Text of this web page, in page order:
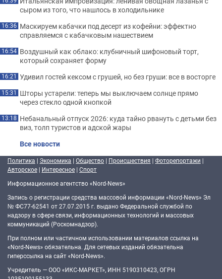
сыром из того, что нашлось в холодильнике
16:36 Маскируем кабачки под десерт из кофейни: эффектно
справляемся с кабачковым нашествием
16:54 Воздушный как облако: клубничный шифоновый торт,
который сохраняет форму
16:21 Удивил гостей кексом с грушей, но без груши: все в восторге
15:31 Шторы устарели: теперь мы выключаем солнце прямо
через стекло одной кнопкой
13:18 Небанальный отпуск 2026: куда тайно рвануть с детьми без
виз, толп туристов и адской жары
Все новости
Политика | Экономика | Общество | Происшествия | Фоторепортажи |
Авторское | Интересное | Спорт
Информационное агентство «Nord-News»
Запись о регистрации средства массовой информации «Nord-News» Эл
№ ФС77-62541 от 27.07.2015 г. выдано Федеральной службой по
надзору в сфере связи, информационных технологий и массовых
коммуникаций (Роскомнадзор).
При полном или частичном использовании материалов ссылка на
«Nord-News» обязательна. Для сетевых изданий обязательна
гиперссылка на сайт «Nord-News».
Учредитель — ООО «ИКС-МАРКЕТ», ИНН 5190310423, ОГРН